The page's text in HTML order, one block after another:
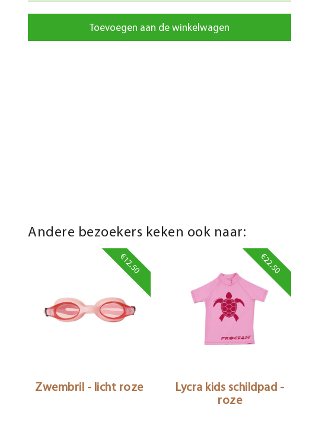
Toevoegen aan de winkelwagen
Andere bezoekers keken ook naar:
€12,50
Zwembril - licht roze
€22,50
Lycra kids schildpad -
roze